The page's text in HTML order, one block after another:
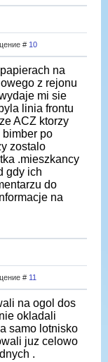
# 10
na
z rejonu
mi sie
linia frontu
ACZ ktorzy
po
zostalo
.mieszkancy
gdy ich
do
na
# 11
na ogol dos
okladali
samo lotnisko
juz celowo
.